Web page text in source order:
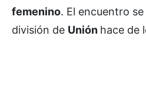
femenino. El encuentro
división de Unión hace de